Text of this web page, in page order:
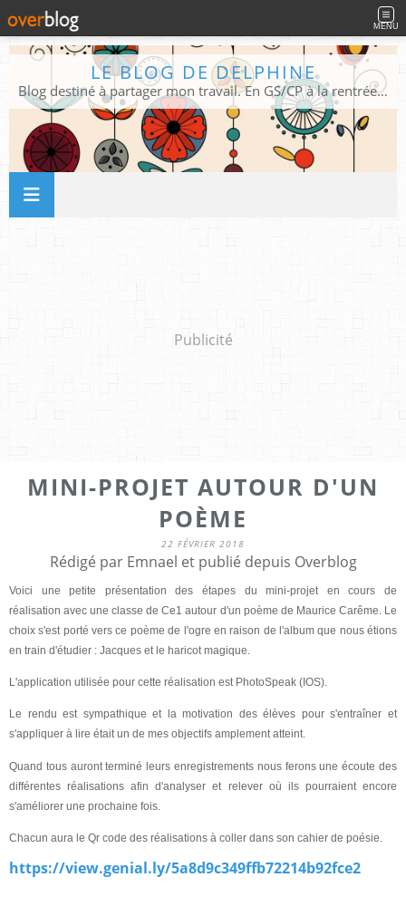
MENU
LE BLOG DE DELPHINE
Blog destiné à partager mon travail. En GS/CP à la rentrée 2026/2027 !
Publicité
MINI-PROJET AUTOUR D'UN
POÈME
22 FÉVRIER 2018
Rédigé par Emnael et publié depuis Overblog
Voici une petite présentation des étapes du mini-projet en cours de
réalisation avec une classe de Ce1 autour d'un poème de Maurice Carême. Le
choix s'est porté vers ce poème de l'ogre en raison de l'album que nous étions
en train d'étudier : Jacques et le haricot magique.
L'application utilisée pour cette réalisation est PhotoSpeak (IOS).
Le rendu est sympathique et la motivation des élèves pour s'entraîner et
s'appliquer à lire était un de mes objectifs amplement atteint.
Quand tous auront terminé leurs enregistrements nous ferons une écoute des
différentes réalisations afin d'analyser et relever où ils pourraient encore
s'améliorer une prochaine fois.
Chacun aura le Qr code des réalisations à coller dans son cahier de poésie.
https://view.genial.ly/5a8d9c349ffb72214b92fce2